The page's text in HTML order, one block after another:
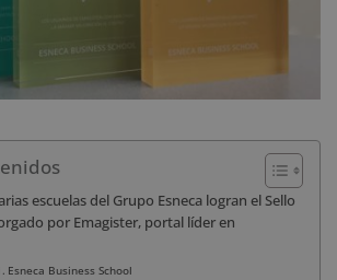
escuelas del Grupo Esneca logran el Sello
por Emagister, portal líder en
Esneca Business School